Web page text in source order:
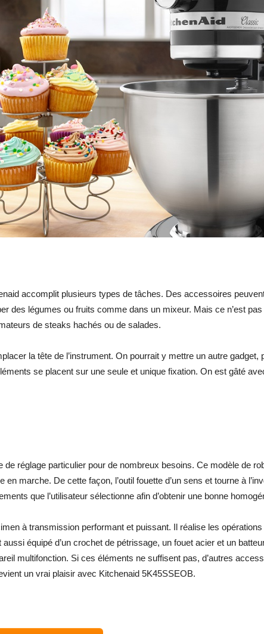
accomplit plusieurs types de tâches. Des accessoires
des légumes ou fruits comme dans un mixeur. Mais ce n’est
de steaks hachés ou de salades.
la tête de l’instrument. On pourrait y mettre un autre
se placent sur une seule et unique fixation. On est gâté
de réglage particulier pour de nombreux besoins. Ce modèle de
en marche. De cette façon, l’outil fouette d’un sens et tourne à
que l’utilisateur sélectionne afin d’obtenir une bonne
à transmission performant et puissant. Il réalise les
équipé d’un crochet de pétrissage, un fouet acier et un
multifonction. Si ces éléments ne suffisent pas, d’autres
un vrai plaisir avec Kitchenaid 5K45SSEOB.